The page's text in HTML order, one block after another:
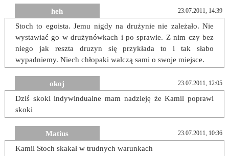
heh 23.07.2011, 14:39
Stoch to egoista. Jemu nigdy na drużynie nie zależało. Nie
wystawiać go w drużynówkach i po sprawie. Z nim czy bez
niego jak reszta druzyn się przykłada to i tak słabo
wypadniemy. Niech chłopaki walczą sami o swoje miejsce.
okoj 23.07.2011, 12:05
Dziś skoki indywindualne mam nadzieję że Kamil poprawi
skoki
Matius 23.07.2011, 10:36
Kamil Stoch skakał w trudnych warunkach